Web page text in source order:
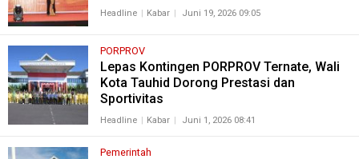
Headline Kabar Juni 19, 2026 09:05
PORPROV
Lepas Kontingen PORPROV Ternate, Wali
Kota Tauhid Dorong Prestasi dan
Sportivitas
Headline Kabar Juni 1, 2026 08:41
Pemerintah